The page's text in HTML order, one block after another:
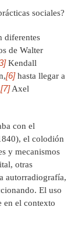
sociales?
diferentes
de Walter
Kendall
[6]hasta llegar a
[7]Axel
con el
el colodión
y mecanismos
otras
autorradiografía,
El uso
en el contexto